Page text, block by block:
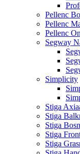
Pellenc
Pellenc
Pellenc
Segway
Simplicity
Stiga
Stiga
Stiga
Stiga
Stiga